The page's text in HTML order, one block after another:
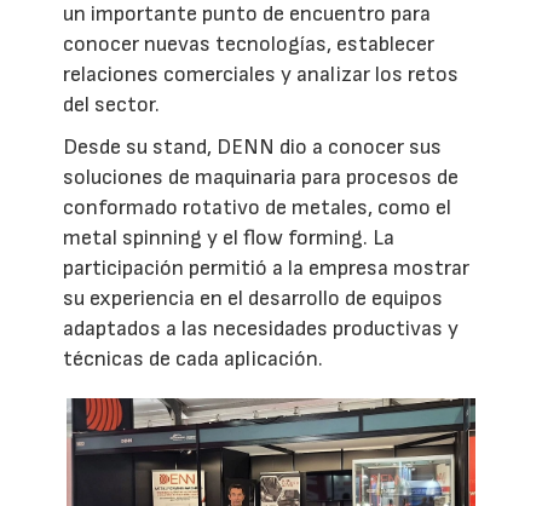
un importante punto de encuentro para
conocer nuevas tecnologías, establecer
relaciones comerciales y analizar los retos
del sector.
Desde su stand, DENN dio a conocer sus
soluciones de maquinaria para procesos de
conformado rotativo de metales, como el
metal spinning y el flow forming. La
participación permitió a la empresa mostrar
su experiencia en el desarrollo de equipos
adaptados a las necesidades productivas y
técnicas de cada aplicación.